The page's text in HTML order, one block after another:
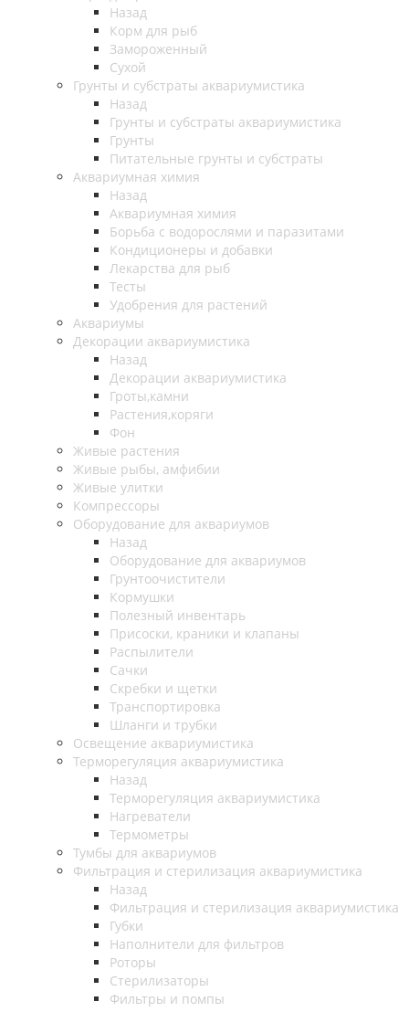
Назад
Корм для рыб
Замороженный
Сухой
Грунты и субстраты аквариумистика
Назад
Грунты и субстраты аквариумистика
Грунты
Питательные грунты и субстраты
Аквариумная химия
Назад
Аквариумная химия
Борьба с водорослями и паразитами
Кондиционеры и добавки
Лекарства для рыб
Тесты
Удобрения для растений
Аквариумы
Декорации аквариумистика
Назад
Декорации аквариумистика
Гроты,камни
Растения,коряги
Фон
Живые растения
Живые рыбы, амфибии
Живые улитки
Компрессоры
Оборудование для аквариумов
Назад
Оборудование для аквариумов
Грунтоочистители
Кормушки
Полезный инвентарь
Присоски, краники и клапаны
Распылители
Сачки
Скребки и щетки
Транспортировка
Шланги и трубки
Освещение аквариумистика
Терморегуляция аквариумистика
Назад
Терморегуляция аквариумистика
Нагреватели
Термометры
Тумбы для аквариумов
Фильтрация и стерилизация аквариумистика
Назад
Фильтрация и стерилизация аквариумистика
Губки
Наполнители для фильтров
Роторы
Стерилизаторы
Фильтры и помпы